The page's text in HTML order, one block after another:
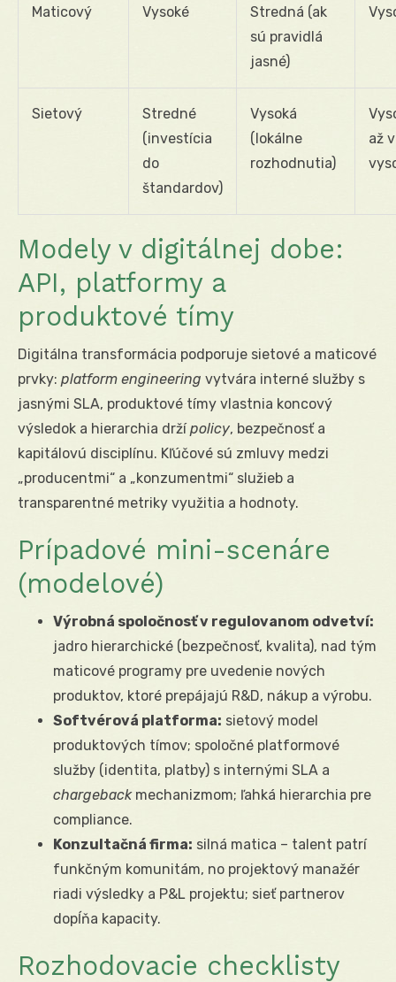
Maticový Vysoké
Stredná (ak
sú pravidlá
jasné)
Sietový
Stredné
(investícia
do
štandardov)
Vysoká
(lokálne
rozhodnutia)
až
Modely v digitálnej dobe:
API, platformy a
produktové tímy
Digitálna transformácia podporuje sietové a maticové
prvky: platform engineering vytvára interné služby s
jasnými SLA, produktové tímy vlastnia koncový
výsledok a hierarchia držípolicy, bezpečnosť a
kapitálovú disciplínu. Kľúčové sú zmluvy medzi
„producentmi“ a „konzumentmi“ služieb a
transparentné metriky využitia a hodnoty.
Prípadové mini-scenáre
(modelové)
Výrobná spoločnosť v regulovanom odvetví:
jadro hierarchické (bezpečnosť, kvalita), nad tým
maticové programy pre uvedenie nových
produktov, ktoré prepájajú R&D, nákup a výrobu.
Softvérová platforma: sietový model
produktových tímov; spoločné platformové
služby (identita, platby) s internými SLA a
chargebackmechanizmom; ľahká hierarchia pre
compliance.
Konzultačná firma: silná matica – talent patrí
funkčným komunitám, no projektový manažér
riadi výsledky a P&L projektu; sieť partnerov
dopĺňa kapacity.
Rozhodovacie checklisty